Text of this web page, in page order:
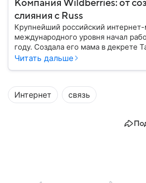
Компания Wildberries: от
слияния с Russ
Крупнейший российский интернет-
международного уровня начал
году. Создала его мама в декрете
Бакальчук. Сегодня владелица
Читать дальше
Интернет связь